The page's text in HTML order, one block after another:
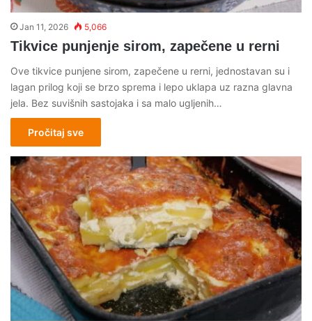
Jan 11, 2026 5,066
Tikvice punjenje sirom, zapečene u rerni
Ove tikvice punjene sirom, zapečene u rerni, jednostavan su i
lagan prilog koji se brzo sprema i lepo uklapa uz razna glavna
jela. Bez suvišnih sastojaka i sa malo ugljenih…
Pročitaj sve